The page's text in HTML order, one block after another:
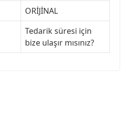
ORİJİNAL
Tedarik süresi için
bize ulaşır mısınız?